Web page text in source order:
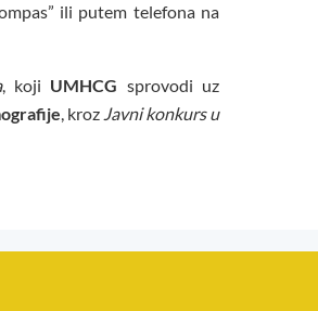
ili putem telefona na
, koji UMHCG sprovodi uz
, kroz Javni konkurs u